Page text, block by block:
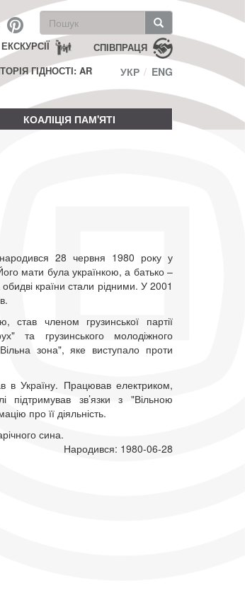
Пошукова
форма
Пошук СПІВПРАЦЯ
ЕКСКУРСІЇ
ГІДНОСТІ: AR
УКР ENG
КОАЛІЦІЯ ПАМ'ЯТІ
народився 28 червня 1980 року у
Його мати була українкою, а батько –
країни стали рідними. У 2001
став членом грузинської партії
та грузинського молодіжного
зона", яке виступало проти
в Україну. Працював електриком,
підтримував зв’язки з "Вільною
про її діяльність.
сина.
Народився: 1980-06-28